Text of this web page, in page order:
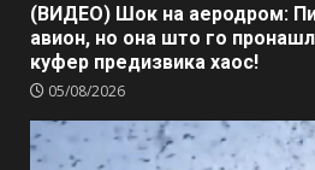
(ВИДЕО) Шок на аеродром:
авион, но она што го
куфер предизвика хаос!
05/08/2026